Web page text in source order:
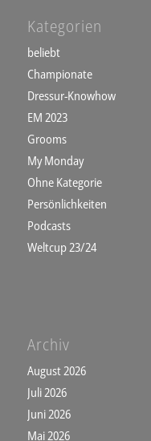
Kategorien
beliebt
Championate
Dressur-Knowhow
EM 2023
Grooms
My Monday
Ohne Kategorie
Persönlichkeiten
Podcasts
Weltcup 23/24
Archiv
August 2026
Juli 2026
Juni 2026
Mai 2026